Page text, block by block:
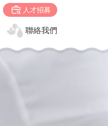
人才招募
聯絡我們